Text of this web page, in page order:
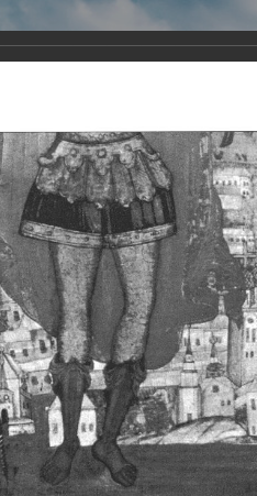
Сайт
Храмы-мученики